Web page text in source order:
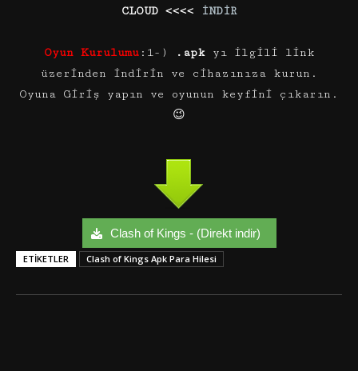
CLOUD <<<< İNDİR
Oyun Kurulumu:1-) .apkyı ilgili link
üzerinden indirin ve cihazınıza kurun.
Oyuna Giriş yapın ve oyunun keyfini çıkarın.
😉
Clash of Kings - (Direkt indir)
ETIKETLER Clash of Kings Apk Para Hilesi